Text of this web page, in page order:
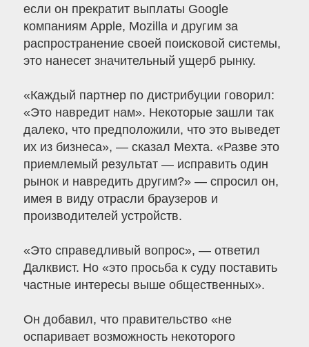
если он прекратит выплаты Google
компаниям Apple, Mozilla и другим за
распространение своей поисковой системы,
это нанесет значительный ущерб рынку.
«Каждый партнер по дистрибуции говорил:
«Это навредит нам». Некоторые зашли так
далеко, что предположили, что это выведет
их из бизнеса», — сказал Мехта. «Разве это
приемлемый результат — исправить один
рынок и навредить другим?» — спросил он,
имея в виду отрасли браузеров и
производителей устройств.
«Это справедливый вопрос», — ответил
Далквист. Но «это просьба к суду поставить
частные интересы выше общественных».
Он добавил, что правительство «не
оспаривает возможность некоторого